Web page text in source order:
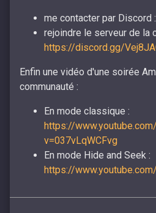
me contacter par Discord
rejoindre le serveur de la
https://discord.gg/
Enfin une vidéo d'une soirée
communauté :
En mode classique :
https://
v=037vLqWCFvg
En mode Hide and Seek :
https://